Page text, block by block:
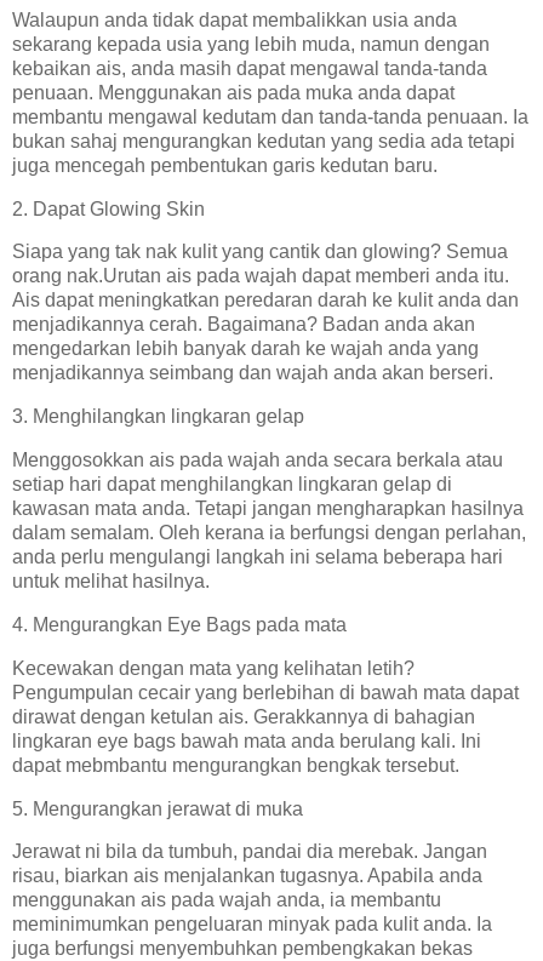
Walaupun anda tidak dapat membalikkan usia anda
sekarang kepada usia yang lebih muda, namun dengan
kebaikan ais, anda masih dapat mengawal tanda-tanda
penuaan. Menggunakan ais pada muka anda dapat
membantu mengawal kedutam dan tanda-tanda penuaan. Ia
bukan sahaj mengurangkan kedutan yang sedia ada tetapi
juga mencegah pembentukan garis kedutan baru.
2. Dapat Glowing Skin
Siapa yang tak nak kulit yang cantik dan glowing? Semua
orang nak.Urutan ais pada wajah dapat memberi anda itu.
Ais dapat meningkatkan peredaran darah ke kulit anda dan
menjadikannya cerah. Bagaimana? Badan anda akan
mengedarkan lebih banyak darah ke wajah anda yang
menjadikannya seimbang dan wajah anda akan berseri.
3. Menghilangkan lingkaran gelap
Menggosokkan ais pada wajah anda secara berkala atau
setiap hari dapat menghilangkan lingkaran gelap di
kawasan mata anda. Tetapi jangan mengharapkan hasilnya
dalam semalam. Oleh kerana ia berfungsi dengan perlahan,
anda perlu mengulangi langkah ini selama beberapa hari
untuk melihat hasilnya.
4. Mengurangkan Eye Bags pada mata
Kecewakan dengan mata yang kelihatan letih?
Pengumpulan cecair yang berlebihan di bawah mata dapat
dirawat dengan ketulan ais. Gerakkannya di bahagian
lingkaran eye bags bawah mata anda berulang kali. Ini
dapat mebmbantu mengurangkan bengkak tersebut.
5. Mengurangkan jerawat di muka
Jerawat ni bila da tumbuh, pandai dia merebak. Jangan
risau, biarkan ais menjalankan tugasnya. Apabila anda
menggunakan ais pada wajah anda, ia membantu
meminimumkan pengeluaran minyak pada kulit anda. Ia
juga berfungsi menyembuhkan pembengkakan bekas